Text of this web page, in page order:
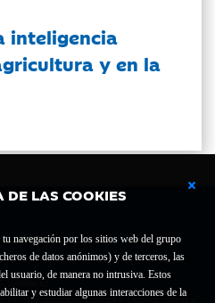
DE LAS COOKIES
navegación por los sitios web del grupo
de datos anónimos) y de terceros, las
usuario, de manera no intrusiva. Estos
y estudiar algunas interacciones de la
inteligencia
y en la
Mº de Educación, Cultura y Deporte con el nº